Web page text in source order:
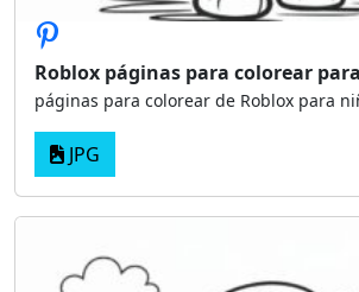
Roblox páginas para colorear
páginas para colorear de Roblox para
JPG